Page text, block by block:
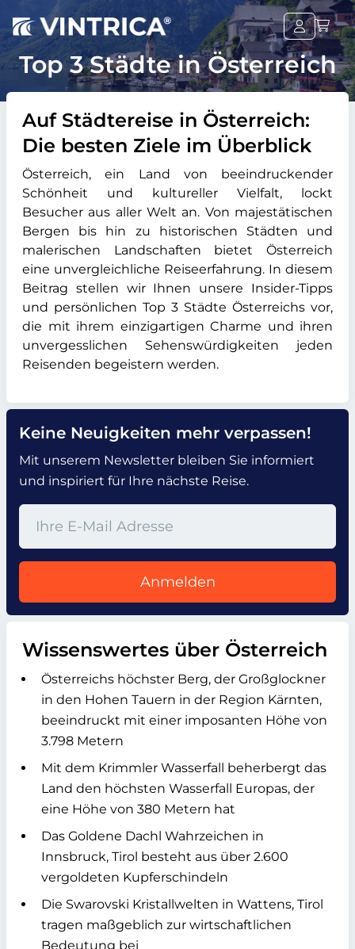
Top 3 Städte in Österreich
Auf Städtereise in Österreich:
Die besten Ziele im Überblick
Österreich, ein Land von beeindruckender
Schönheit und kultureller Vielfalt, lockt
Besucher aus aller Welt an. Von majestätischen
Bergen bis hin zu historischen Städten und
malerischen Landschaften bietet Österreich
eine unvergleichliche Reiseerfahrung. In diesem
Beitrag stellen wir Ihnen unsere Insider-Tipps
und persönlichen Top 3 Städte Österreichs vor,
die mit ihrem einzigartigen Charme und ihren
unvergesslichen Sehenswürdigkeiten jeden
Reisenden begeistern werden.
Keine Neuigkeiten mehr verpassen!
Mit unserem Newsletter bleiben Sie informiert
und inspiriert für Ihre nächste Reise.
Anmelden
Wissenswertes über Österreich
Österreichs höchster Berg, der Großglockner
in den Hohen Tauern in der Region Kärnten,
beeindruckt mit einer imposanten Höhe von
3.798 Metern
Mit dem Krimmler Wasserfall beherbergt das
Land den höchsten Wasserfall Europas, der
eine Höhe von 380 Metern hat
Das Goldene Dachl Wahrzeichen in
Innsbruck, Tirol besteht aus über 2.600
vergoldeten Kupferschindeln
Die Swarovski Kristallwelten in Wattens, Tirol
tragen maßgeblich zur wirtschaftlichen
Bedeutung bei